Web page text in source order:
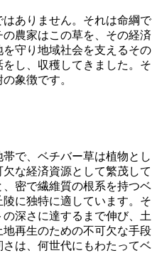
ありません。それは命綱で
農家はこの草を、その経済
守り地域社会を支えるその
し、収穫してきました。そ
象徴です。
で、ベチバー草は植物とし
な経済資源として繁茂して
密で繊維質の根系を持つベ
に独特に適しています。そ
深さに達するまで伸び、土
再生のための不可欠な手段
は、何世代にもわたってベ